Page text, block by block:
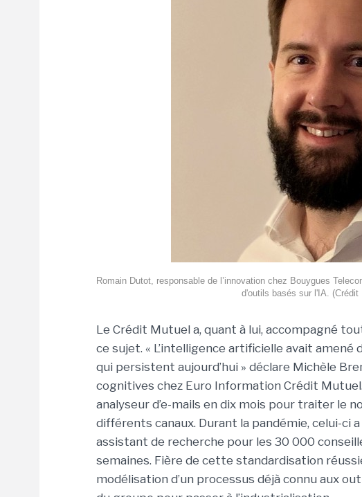
Romain Dutot, responsable de l’innovation chez Bouygues
d'outils basés sur l'IA. (Crédit
Le Crédit Mutuel a, quant à lui, accompagné
ce sujet. « L’intelligence artificielle avait
qui persistent aujourd’hui » déclare Michèle
cognitives chez Euro Information Crédit
analyseur d’e-mails en dix mois pour traiter le
différents canaux. Durant la pandémie, celui-ci
assistant de recherche pour les 30 000
semaines. Fière de cette standardisation
modélisation d’un processus déjà connu aux